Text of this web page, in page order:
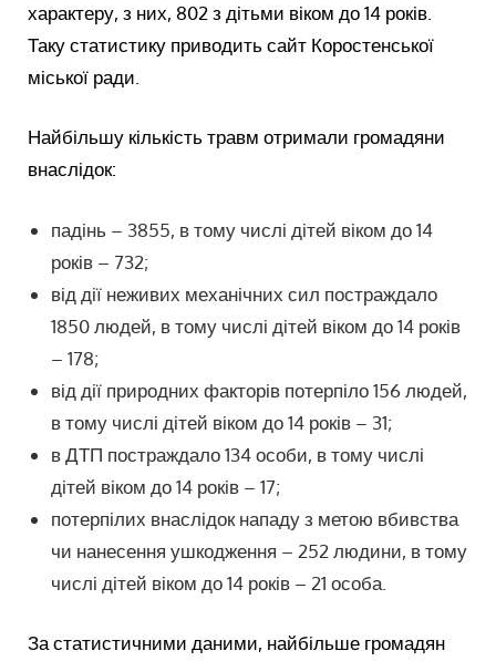
характеру, з них, 802 з дітьми віком до 14 років.
Таку статистику приводить сайт Коростенської
міської ради.
Найбільшу кількість травм отримали громадяни
внаслідок:
падінь – 3855, в тому числі дітей віком до 14
років – 732;
від дії неживих механічних сил постраждало
1850 людей, в тому числі дітей віком до 14 років
– 178;
від дії природних факторів потерпіло 156 людей,
в тому числі дітей віком до 14 років – 31;
в ДТП постраждало 134 особи, в тому числі
дітей віком до 14 років – 17;
потерпілих внаслідок нападу з метою вбивства
чи нанесення ушкодження – 252 людини, в тому
числі дітей віком до 14 років – 21 особа.
За статистичними даними, найбільше громадян